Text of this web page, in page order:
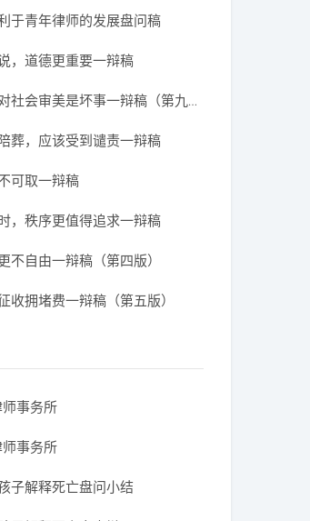
于青年律师的发展盘问稿
，道德更重要一辩稿
美颜技术的普及对社会审美是坏事一辩稿（第九版）
葬，应该受到谴责一辩稿
可取一辩稿
，秩序更值得追求一辩稿
不自由一辩稿（第四版）
收拥堵费一辩稿（第五版）
事务所
事务所
子解释死亡盘问小结